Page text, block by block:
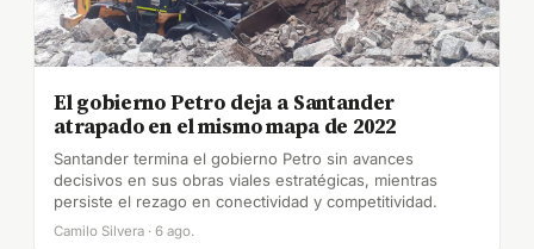
El gobierno Petro deja a Santander
atrapado en el mismo mapa de 2022
Santander termina el gobierno Petro sin avances
decisivos en sus obras viales estratégicas, mientras
persiste el rezago en conectividad y competitividad.
Camilo Silvera · 6 ago.